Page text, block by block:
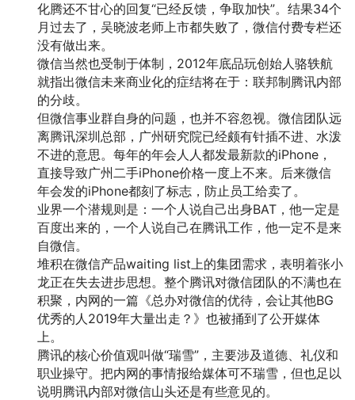
化腾还不甘心的回复“已经反馈，争取加快”。结果34个
月过去了，吴晓波老师上市都失败了，微信付费专栏还
没有做出来。
微信当然也受制于体制，2012年底品玩创始人骆轶航
就指出微信未来商业化的症结将在于：联邦制腾讯内部
的分歧。
但微信事业群自身的问题，也并不容忽视。微信团队远
离腾讯深圳总部，广州研究院已经颇有针插不进、水泼
不进的意思。每年的年会人人都发最新款的iPhone，
直接导致广州二手iPhone价格一度上不来。后来微信
年会发的iPhone都刻了标志，防止员工给卖了。
业界一个潜规则是：一个人说自己出身BAT，他一定是
百度出来的，一个人说自己在腾讯工作，他一定不是来
自微信。
堆积在微信产品waiting list上的集团需求，表明着张小
龙正在失去进步思想。整个腾讯对微信团队的不满也在
积聚，内网的一篇《总办对微信的优待，会让其他BG
优秀的人2019年大量出走？》也被捅到了公开媒体
上。
腾讯的核心价值观叫做“瑞雪”，主要涉及道德、礼仪和
职业操守。把内网的事情报给媒体可不瑞雪，但也足以
说明腾讯内部对微信山头还是有些意见的。